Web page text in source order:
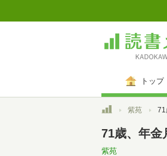
トップ
トップ紫苑 71
71歳、年金
紫苑